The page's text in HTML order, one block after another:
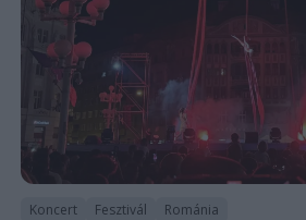
Koncert Fesztivál Románia